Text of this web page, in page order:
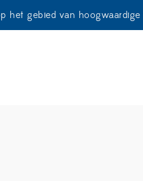
het gebied van